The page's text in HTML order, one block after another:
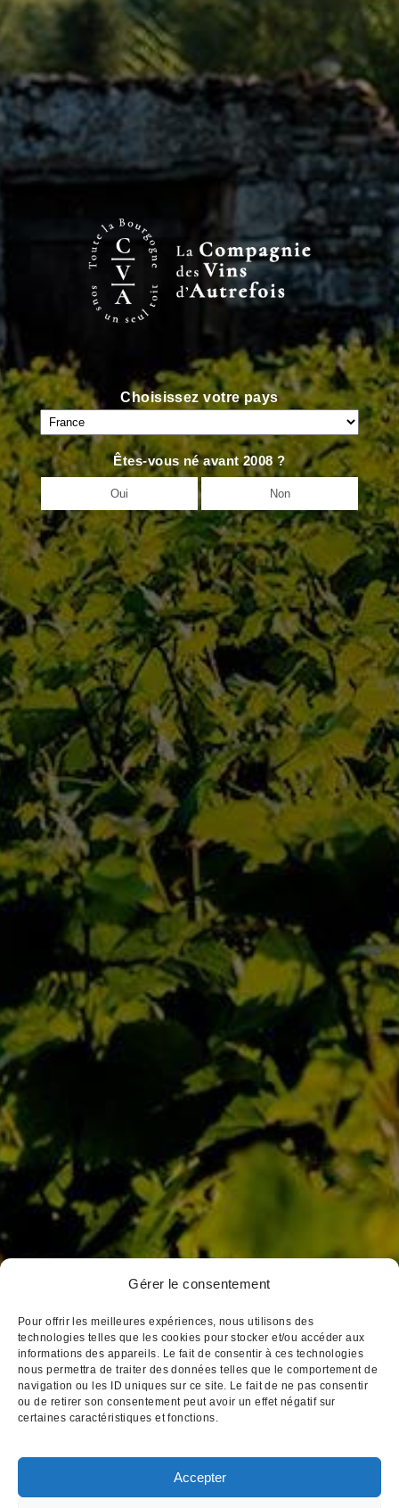
Gérer le consentement
Pour offrir les meilleures expériences, nous utilisons des
technologies telles que les cookies pour stocker et/ou accéder aux
informations des appareils. Le fait de consentir à ces technologies
nous permettra de traiter des données telles que le comportement de
navigation ou les ID uniques sur ce site. Le fait de ne pas consentir
ou de retirer son consentement peut avoir un effet négatif sur
certaines caractéristiques et fonctions.
Accepter
Choisissez votre pays
Êtes-vous né avant 2008 ?
Oui Non
Votre adresse de messagerie
Objet
Votre message
Accueil
Qui Sommes Nous
L’Équipe
Contact
Actualités
Nos Maisons
Nos Domaines
D’Autrefois
Jaffelin
Pierre Ponnelle
Dufouleur Père & Fils
3, place Notre Dame
Tél : 03 80 26 33 00
Fax : 03 80 24 14 84
Email : cva@cva-beaune.fr